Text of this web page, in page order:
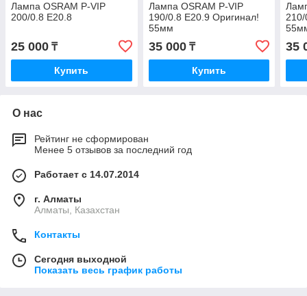
Лампа OSRAM P-VIP
200/0.8 E20.8
25 000 ₸
Купить
Лампа OSRAM P-VIP
190/0.8 E20.9 Оригинал!
55мм
35 000₸
Купить
35
О нас
Рейтинг не сформирован
Менее 5 отзывов за последний год
Работает с 14.07.2014
г. Алматы
Алматы, Казахстан
Контакты
Сегодня выходной
Показать весь график работы